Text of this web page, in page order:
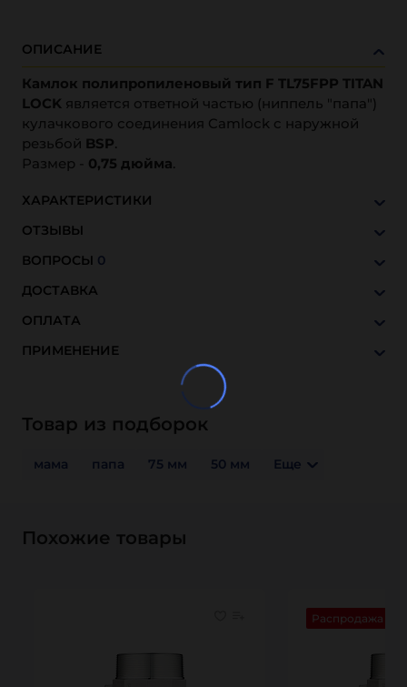
ОПИСАНИЕ
Камлок полипропиленовый тип F TL75FPP TITAN
LOCK является ответной частью (ниппель "папа")
кулачкового соединения Camlock с наружной
резьбой BSP.
Размер - 0,75 дюйма.
ХАРАКТЕРИСТИКИ
ОТЗЫВЫ
ВОПРОСЫ 0
ДОСТАВКА
ОПЛАТА
ПРИМЕНЕНИЕ
Товар из подборок
мама папа 75 мм 50 мм Еще
Похожие товары
Распродажа